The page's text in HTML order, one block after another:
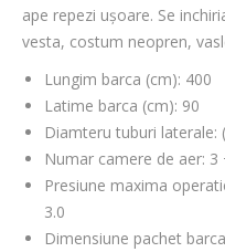
ape repezi ușoare. Se
vesta, costum neopren,
Lungim barca (cm): 400
Latime barca (cm): 90
Diamteru tuburi laterale:
Numar camere de aer: 3
Presiune maxima
3.0
Dimensiune pachet